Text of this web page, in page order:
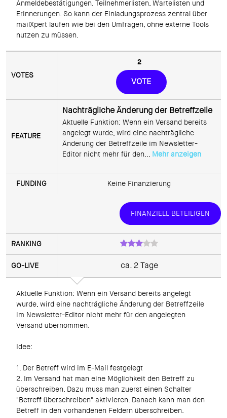
Anmeldebestätigungen, Teilnehmerlisten, Wartelisten und
Erinnerungen. So kann der Einladungsprozess zentral über
mailXpert laufen wie bei den Umfragen, ohne externe Tools
nutzen zu müssen.
2
VOTE
Nachträgliche Änderung der Betreffzeile
Aktuelle Funktion: Wenn ein Versand bereits
angelegt wurde, wird eine nachträgliche
Änderung der Betreffzeile im Newsletter-
Editor nicht mehr für den... Mehr anzeigen
Keine Finanzierung
FINANZIELL BETEILIGEN
ca. 2 Tage
Aktuelle Funktion: Wenn ein Versand bereits angelegt
wurde, wird eine nachträgliche Änderung der Betreffzeile
im Newsletter-Editor nicht mehr für den angelegten
Versand übernommen.
Idee:
1. Der Betreff wird im E-Mail festgelegt
2. Im Versand hat man eine Möglichkeit den Betreff zu
überschreiben. Dazu muss man zuerst einen Schalter
"Betreff überschreiben" aktivieren. Danach kann man den
Betreff in den vorhandenen Feldern überschreiben.